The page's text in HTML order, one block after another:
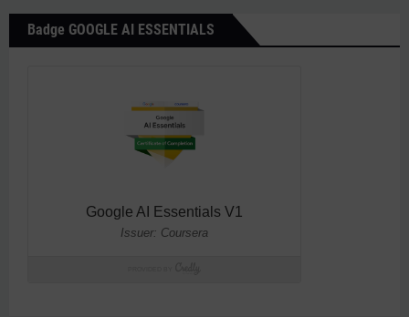
Badge GOOGLE AI ESSENTIALS